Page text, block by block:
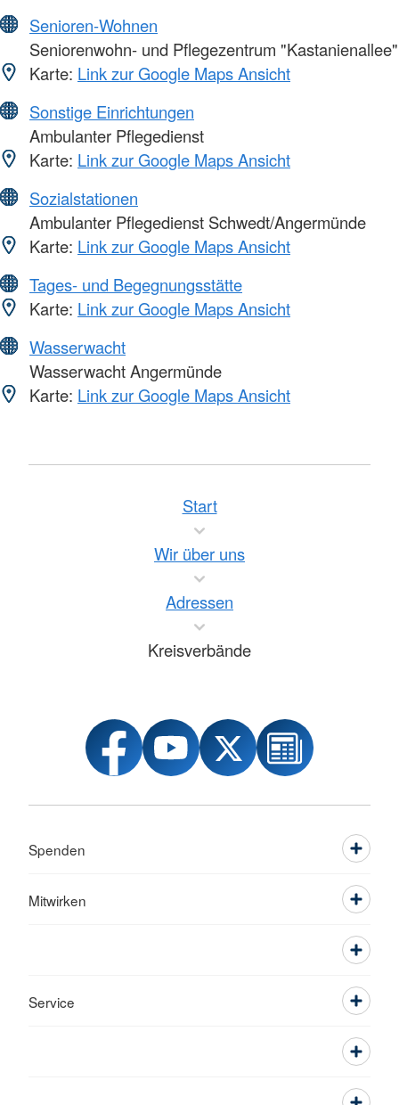
Senioren-Wohnen
Seniorenwohn- und Pflegezentrum "Kastanienallee"
Karte: Link zur Google Maps Ansicht
Sonstige Einrichtungen
Ambulanter Pflegedienst
Karte: Link zur Google Maps Ansicht
Sozialstationen
Ambulanter Pflegedienst Schwedt/Angermünde
Karte: Link zur Google Maps Ansicht
Tages- und Begegnungsstätte
Karte: Link zur Google Maps Ansicht
Wasserwacht
Wasserwacht Angermünde
Karte: Link zur Google Maps Ansicht
Start
Wir über uns
Adressen
Kreisverbände
Spenden
Mitwirken
Service